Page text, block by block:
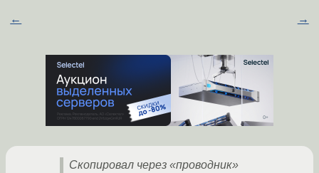
← →
Скопировал через «проводник»